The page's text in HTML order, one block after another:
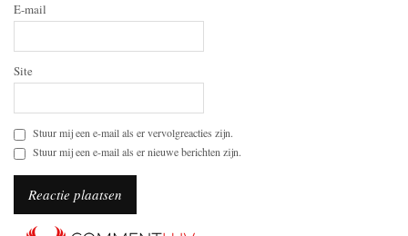
E-mail
Site
Stuur mij een e-mail als er vervolgreacties zijn.
Stuur mij een e-mail als er nieuwe berichten zijn.